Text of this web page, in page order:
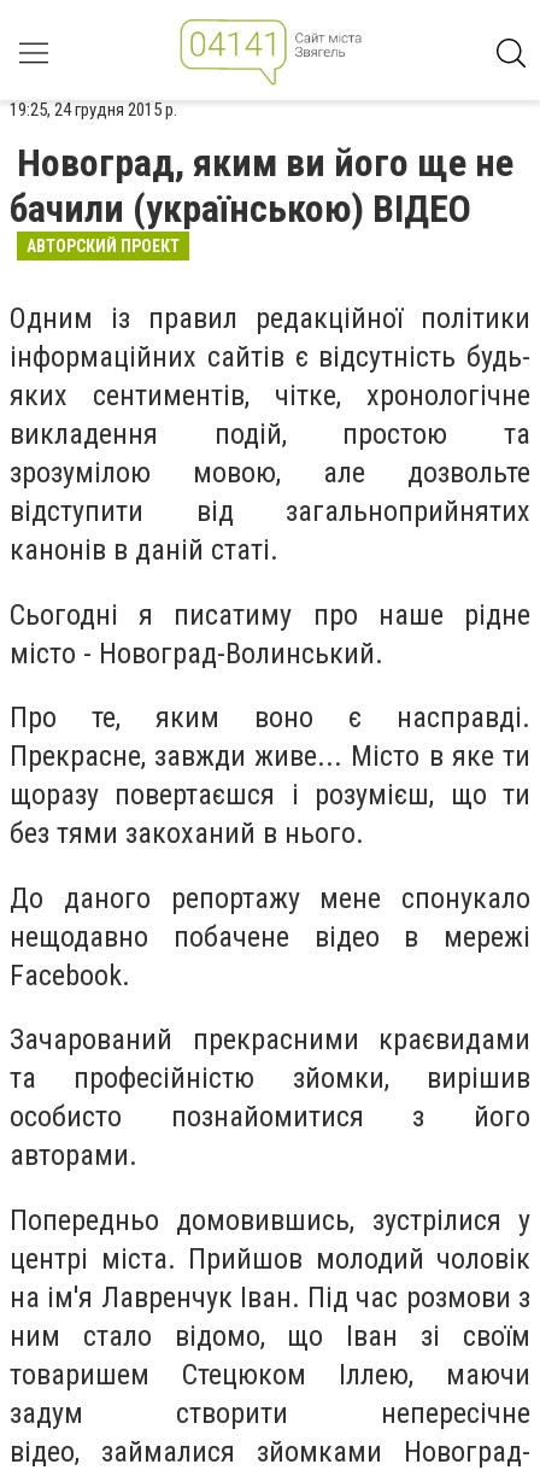
19:25, 24 грудня 2015 р.
Новоград, яким ви його ще не
бачили (українською) ВІДЕО
АВТОРСКИЙ ПРОЕКТ
Одним із правил редакційної політики
інформаційних сайтів є відсутність будь-
яких сентиментів, чітке, хронологічне
викладення подій, простою та
зрозумілою мовою, але дозвольте
відступити від загальноприйнятих
канонів в даній статі.
Сьогодні я писатиму про наше рідне
місто - Новоград-Волинський.
Про те, яким воно є насправді.
Прекрасне, завжди живе... Місто в яке ти
щоразу повертаєшся і розумієш, що ти
без тями закоханий в нього.
До даного репортажу мене спонукало
нещодавно побачене відео в мережі
Facebook.
Зачарований прекрасними краєвидами
та професійністю зйомки, вирішив
особисто познайомитися з його
авторами.
Попередньо домовившись, зустрілися у
центрі міста. Прийшов молодий чоловік
на ім'я Лавренчук Іван. Під час розмови з
ним стало відомо, що Іван зі своїм
товаришем Стецюком Іллею, маючи
задум створити непересічне
відео, займалися зйомками Новоград-